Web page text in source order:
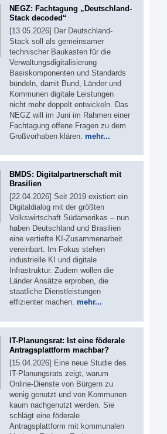
NEGZ: Fachtagung „Deutschland-
Stack decoded“
[13.05.2026] Der Deutschland-
Stack soll als gemeinsamer
technischer Baukasten für die
Verwaltungsdigitalisierung
Basiskomponenten und Standards
bündeln, damit Bund, Länder und
Kommunen digitale Leistungen
nicht mehr doppelt entwickeln. Das
NEGZ will im Juni im Rahmen einer
Fachtagung offene Fragen zu dem
Großvorhaben klären. mehr...
BMDS: Digitalpartnerschaft mit
Brasilien
[22.04.2026] Seit 2019 existiert ein
Digitaldialog mit der größten
Volkswirtschaft Südamerikas – nun
haben Deutschland und Brasilien
eine vertiefte KI-Zusammenarbeit
vereinbart. Im Fokus stehen
industrielle KI und digitale
Infrastruktur. Zudem wollen die
Länder Ansätze erproben, die
staatliche Dienstleistungen
effizienter machen. mehr...
IT-Planungsrat: Ist eine föderale
Antragsplattform machbar?
[15.04.2026] Eine neue Studie des
IT-Planungsrats zeigt, warum
Online-Dienste von Bürgern zu
wenig genutzt und von Kommunen
kaum nachgenutzt werden. Sie
schlägt eine föderale
Antragsplattform mit kommunalen